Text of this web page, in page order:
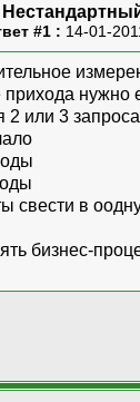
#1 : 14-01-
нужно
2 или 3
свести в
бизнес-